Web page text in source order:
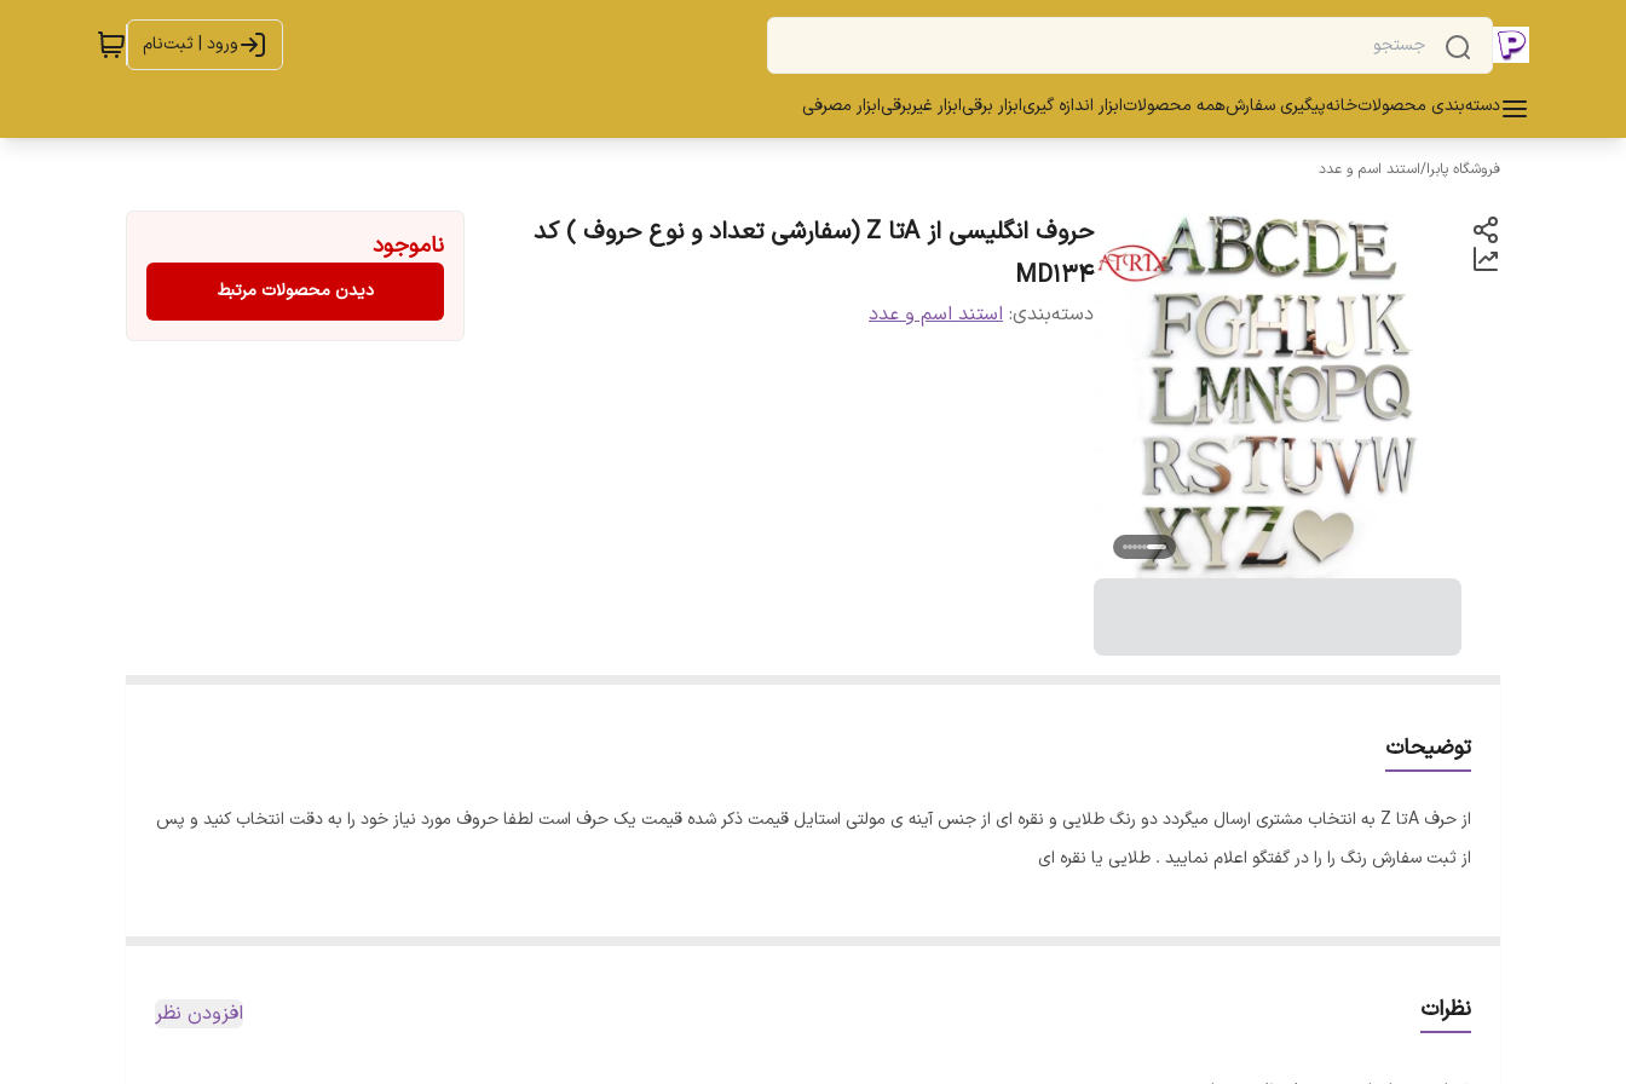
ورود | ثبت‌نام
دسته‌بندی محصولاتخانهپیگیری سفارشهمه محصولاتابزار اندازه گیریابزار برقیابزار غیربرقیابزار مصرفی
فروشگاه پابرا/استند اسم و عدد
حروف انگلیسی از Aتا Z (سفارشی تعداد و نوع حروف ) کد
MD134
دسته‌بندی: استند اسم و عدد
ناموجود
دیدن محصولات مرتبط
توضیحات
از حرف Aتا Z به انتخاب مشتری ارسال میگردد دو رنگ طلایی و نقره ای از جنس آینه ی مولتی استایل قیمت ذکر شده قیمت یک حرف است لطفا حروف مورد نیاز خود را به دقت انتخاب کنید و پس
از ثبت سفارش رنگ را را در گفتگو اعلام نمایید . طلایی یا نقره ای
نظرات افزودن نظر